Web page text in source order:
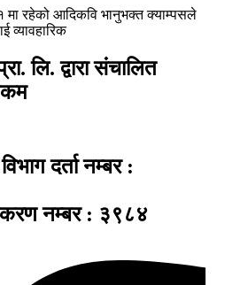
रहेको आदिकवि भानुभक्त क्याम्पसले
व्यावहारिक
लि. द्वारा संचालित
दर्ता नम्बर :
नम्बर : ३९८४